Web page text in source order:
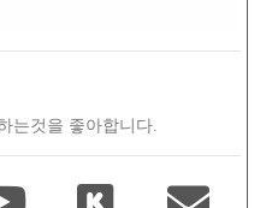
는것을 좋아합니다.